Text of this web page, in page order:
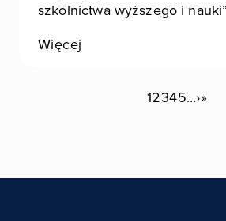
szkolnictwa wyższego i
Więcej
Strona
1Strona
2Strona
3Strona
4Strona
5…›»